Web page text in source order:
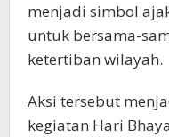
menjadi simbol
untuk bersama-
ketertiban wilayah.
Aksi tersebut
kegiatan Hari